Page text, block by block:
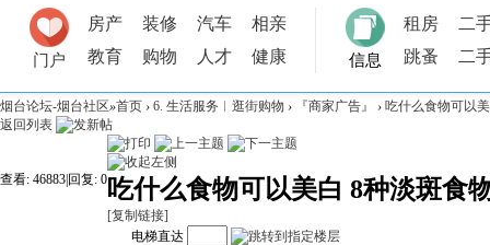
门户
房产 装修 汽车
相亲
教育
购物 人才 健康 信息
租房
二
跳蚤
二
烟台论坛-烟台社区»首页 › 6. 生活服务︱逛街购物 › 『商家广告』 › 吃什么食物可以
返回列表
查看: 46883 回复: 0 吃什么食物可以美白 8种淡斑食
[复制链接]
电梯直达